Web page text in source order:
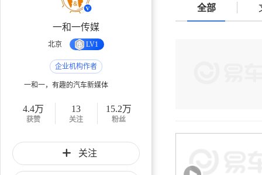
一和一传媒
北京 LV1
企业机构作者
一和一，有趣的汽车新媒体
4.4万
获赞
13
关注
15.2万
粉丝
关注
全部